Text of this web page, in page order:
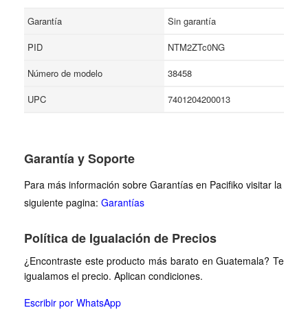
Garantía
Sin garantía
PID
NTM2ZTc0NG
Número de modelo
38458
UPC
7401204200013
Garantía y Soporte
Para más información sobre Garantías en Pacifiko visitar la
siguiente pagina: Garantías
Política de Igualación de Precios
¿Encontraste este producto más barato en Guatemala? Te
igualamos el precio. Aplican condiciones.
Escribir por WhatsApp